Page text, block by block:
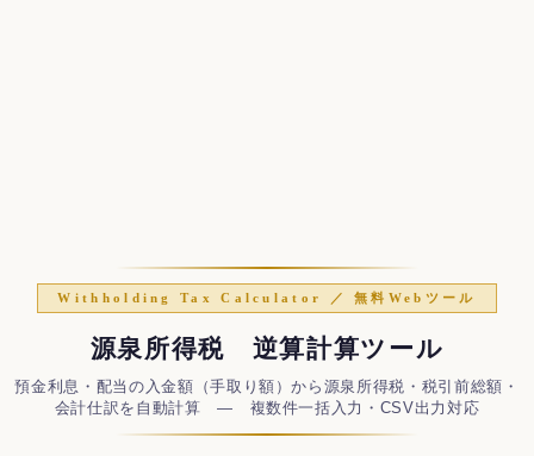
Withholding Tax Calculator ／ 無料Webツール
源泉所得税 逆算計算ツール
預金利息・配当の入金額（手取り額）から源泉所得税・税引前総額・
会計仕訳を自動計算 ― 複数件一括入力・CSV出力対応